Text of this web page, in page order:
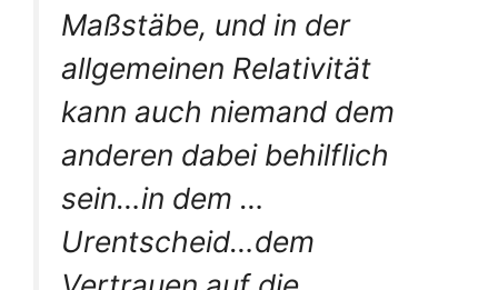
Maßstäbe, und in der
allgemeinen Relativität
kann auch niemand dem
anderen dabei behilflich
sein…in dem …
Urentscheid…dem